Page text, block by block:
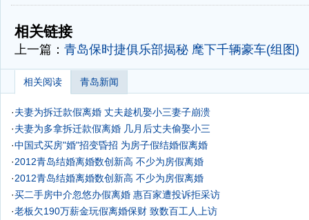
-
相关链接
上一篇： 青岛保时捷俱乐部揭秘 麾下千辆豪车(组图)
相关阅读 青岛新闻
·夫妻为拆迁款假离婚 丈夫趁机娶小三妻子崩溃
·夫妻为多拿拆迁款假离婚 几月后丈夫偷娶小三
·中国式买房"婚"招变昏招 为房子假结婚假离婚
·2012青岛结婚离婚数创新高 不少为房假离婚
·2012青岛结婚离婚数创新高 不少为房假离婚
·买二手房中介忽悠办假离婚 惠百家遭投诉拒采访
·老板欠190万薪金玩假离婚保财 致数百工人上访